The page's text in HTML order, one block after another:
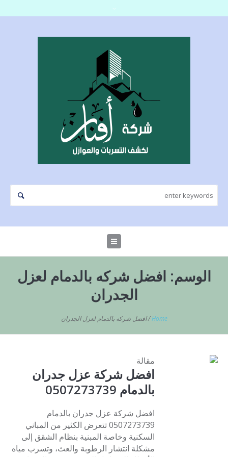
الوسم: افضل شركه بالدمام لعزل
الجدران
Home
/افضل شركه بالدمام لعزل الجدران
مقالة
افضل شركة عزل جدران
بالدمام 0507273739
افضل شركة عزل جدران بالدمام
0507273739 تتعرض الكثير من المباني
السكنية وخاصة المبنية بنظام الشقق إلى
مشكلة انتشار الرطوبة والعث، وتسرب مياه